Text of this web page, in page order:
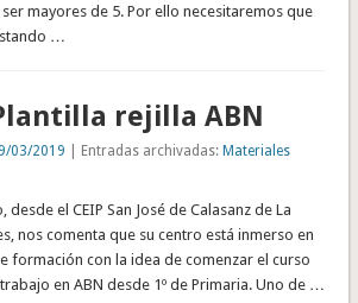
mayores de 5. Por ello necesitaremos que
…
rejilla ABN
03/2019 | Entradas archivadas:Materiales
desde el CEIP San José de Calasanz de La
nos comenta que su centro está inmerso en
formación con la idea de comenzar el curso
en ABN desde 1º de Primaria. Uno de …